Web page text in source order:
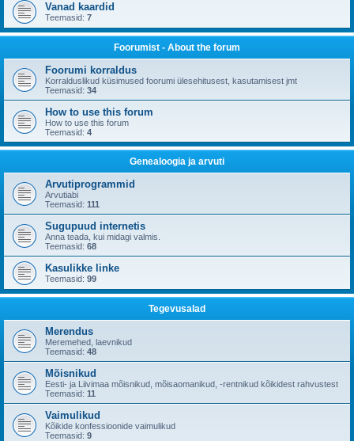
Vanad kaardid
Teemasid: 7
Foorumist - About the forum
Foorumi korraldus
Korralduslikud küsimused foorumi ülesehitusest, kasutamisest jmt
Teemasid: 34
How to use this forum
How to use this forum
Teemasid: 4
Genealoogia ja arvuti
Arvutiprogrammid
Arvutiabi
Teemasid: 111
Sugupuud internetis
Anna teada, kui midagi valmis.
Teemasid: 68
Kasulikke linke
Teemasid: 99
Tegevusalad
Merendus
Meremehed, laevnikud
Teemasid: 48
Mõisnikud
Eesti- ja Liivimaa mõisnikud, mõisaomanikud, -rentnikud kõikidest rahvustest
Teemasid: 11
Vaimulikud
Kõikide konfessioonide vaimulikud
Teemasid: 9